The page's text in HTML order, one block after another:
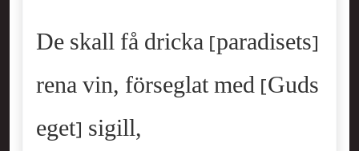
De skall få dricka [paradisets]
rena vin, förseglat med [Guds
eget] sigill,